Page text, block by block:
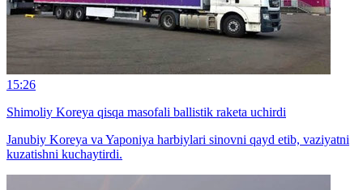
15:26
Shimoliy Koreya qisqa masofali ballistik raketa uchirdi
Janubiy Koreya va Yaponiya harbiylari sinovni qayd etib, vaziyatni
kuzatishni kuchaytirdi.